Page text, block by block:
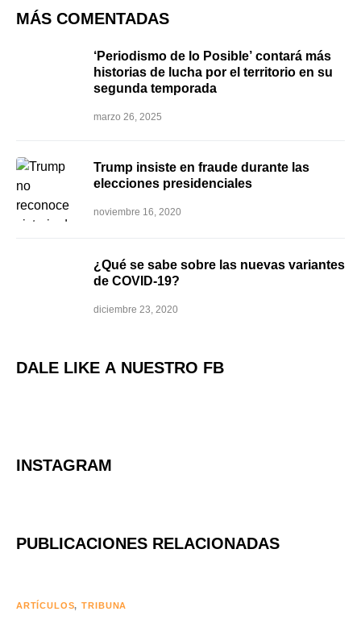
MÁS COMENTADAS
‘Periodismo de lo Posible’ contará más
historias de lucha por el territorio en su
segunda temporada
marzo 26, 2025
Trump insiste en fraude durante las
elecciones presidenciales
noviembre 16, 2020
¿Qué se sabe sobre las nuevas variantes
de COVID-19?
diciembre 23, 2020
DALE LIKE A NUESTRO FB
INSTAGRAM
PUBLICACIONES RELACIONADAS
ARTÍCULOS TRIBUNA